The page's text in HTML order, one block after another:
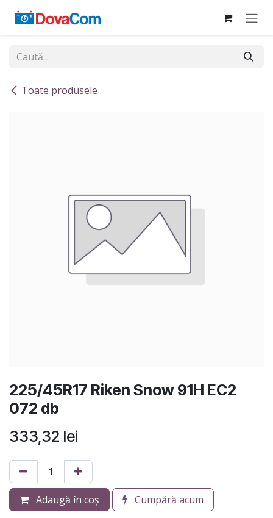
Toate produsele
225/45R17 Riken Snow 91H EC2
072 db
333,32 lei
Adaugă în coș Cumpără acum